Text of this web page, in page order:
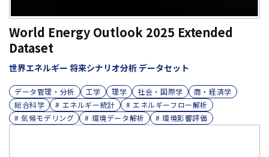
World Energy Outlook 2025 Extended
Dataset
世界エネルギー 将来シナリオ分析 データセット
データ管理・分析 工学 理学 社会・国際学
商・経済学
総合科学
# エネルギー統計
# エネルギーフロー解析
# 気候モデリング
# 環境データ解析 # 環境影響評価